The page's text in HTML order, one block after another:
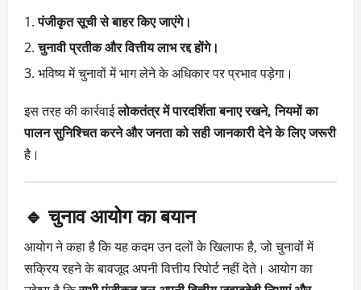
पंजीकृत सूची से बाहर किए जाएंगे।
चुनावी प्रतीक और वित्तीय लाभ रद्द होंगे।
भविष्य में चुनावों में भाग लेने के अधिकार पर प्रभाव पड़ेगा।
इस तरह की कार्रवाईलोकतंत्र में पारदर्शिता बनाए रखने, नियमों का
पालन सुनिश्चित करने और जनता को सही जानकारी देने के लिए जरूरी
है।
🔹 चुनाव आयोग का बयान
आयोग ने कहा है कि यह कदम उन दलों के खिलाफ है, जो चुनावों में
सक्रिय रहने के बावजूद अपनी वित्तीय रिपोर्ट नहीं देते। आयोग का